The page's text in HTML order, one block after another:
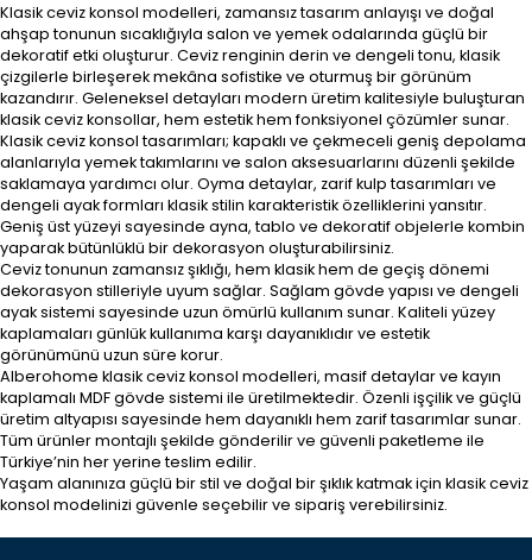
Klasik ceviz konsol modelleri, zamansız tasarım anlayışı ve doğal
ahşap tonunun sıcaklığıyla salon ve yemek odalarında güçlü bir
dekoratif etki oluşturur. Ceviz renginin derin ve dengeli tonu, klasik
çizgilerle birleşerek mekâna sofistike ve oturmuş bir görünüm
kazandırır. Geleneksel detayları modern üretim kalitesiyle buluşturan
klasik ceviz konsollar, hem estetik hem fonksiyonel çözümler sunar.
Klasik ceviz konsol tasarımları; kapaklı ve çekmeceli geniş depolama
alanlarıyla yemek takımlarını ve salon aksesuarlarını düzenli şekilde
saklamaya yardımcı olur. Oyma detaylar, zarif kulp tasarımları ve
dengeli ayak formları klasik stilin karakteristik özelliklerini yansıtır.
Geniş üst yüzeyi sayesinde ayna, tablo ve dekoratif objelerle kombin
yaparak bütünlüklü bir dekorasyon oluşturabilirsiniz.
Ceviz tonunun zamansız şıklığı, hem klasik hem de geçiş dönemi
dekorasyon stilleriyle uyum sağlar. Sağlam gövde yapısı ve dengeli
ayak sistemi sayesinde uzun ömürlü kullanım sunar. Kaliteli yüzey
kaplamaları günlük kullanıma karşı dayanıklıdır ve estetik
görünümünü uzun süre korur.
Alberohome klasik ceviz konsol modelleri, masif detaylar ve kayın
kaplamalı MDF gövde sistemi ile üretilmektedir. Özenli işçilik ve güçlü
üretim altyapısı sayesinde hem dayanıklı hem zarif tasarımlar sunar.
Tüm ürünler montajlı şekilde gönderilir ve güvenli paketleme ile
Türkiye’nin her yerine teslim edilir.
Yaşam alanınıza güçlü bir stil ve doğal bir şıklık katmak için klasik ceviz
konsol modelinizi güvenle seçebilir ve sipariş verebilirsiniz.